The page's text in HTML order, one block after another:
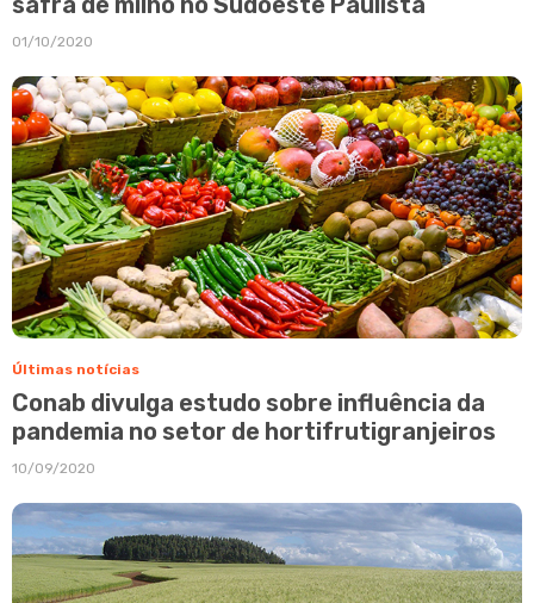
01/10/2020
Últimas notícias
Conab divulga estudo sobre influência da
pandemia no setor de hortifrutigranjeiros
10/09/2020